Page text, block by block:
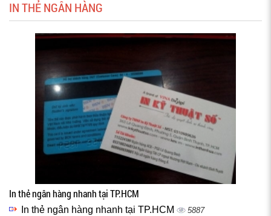
IN THẺ NGÂN HÀNG
In thẻ ngân hàng nhanh tại TP.HCM
In thẻ ngân hàng nhanh tại TP.HCM 5887